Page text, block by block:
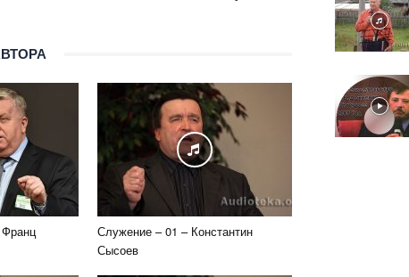
Служение – 01 – Константин
Сысоев